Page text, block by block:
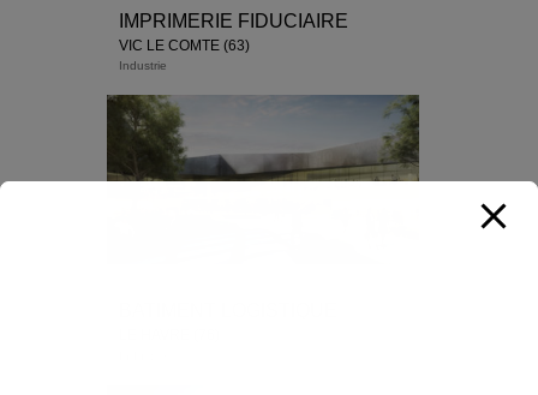
IMPRIMERIE FIDUCIAIRE
VIC LE COMTE (63)
Industrie